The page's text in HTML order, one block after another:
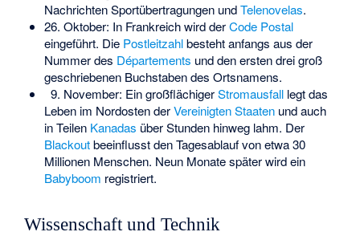
Nachrichten Sportübertragungen undTelenovelas.
26. Oktober: In Frankreich wird derCode Postal
eingeführt. Die Postleitzahlbesteht anfangs aus der
Nummer des Départements und den ersten drei groß
geschriebenen Buchstaben des Ortsnamens.
9. November: Ein großflächigerStromausfalllegt das
Leben im Nordosten derVereinigten Staatenund auch
in Teilen Kanadas über Stunden hinweg lahm. Der
Blackoutbeeinflusst den Tagesablauf von etwa 30
Millionen Menschen. Neun Monate später wird ein
Babyboom registriert.
Wissenschaft und Technik